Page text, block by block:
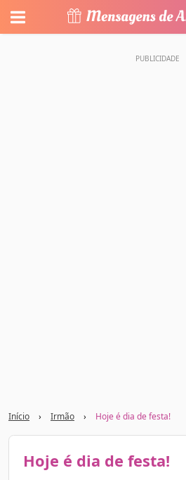
Início › Irmão › Hoje é dia de festa!
Hoje é dia de festa!